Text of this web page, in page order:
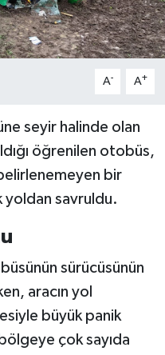
A- A+
seyir halinde olan
öğrenilen otobüs,
bir
yoldan savruldu.
sürücüsünün
aracın yol
büyük panik
çok sayıda